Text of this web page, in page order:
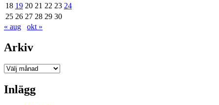
18 19 20 21 22 23 24
25 26 27 28 29 30
« aug
okt »
Arkiv
Arkiv
Inlägg